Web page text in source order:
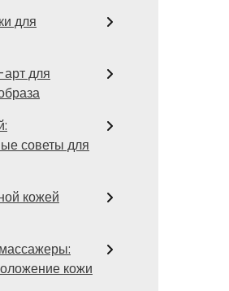
для
для
советы для
кожей
кожи